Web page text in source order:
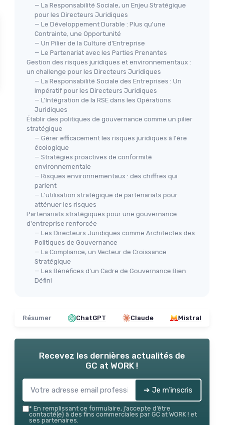
— La Responsabilité Sociale, un Enjeu Stratégique
pour les Directeurs Juridiques
— Le Développement Durable : Plus qu'une
Contrainte, une Opportunité
— Un Pilier de la Culture d'Entreprise
— Le Partenariat avec les Parties Prenantes
Gestion des risques juridiques et environnementaux :
un challenge pour les Directeurs Juridiques
— La Responsabilité Sociale des Entreprises : Un
Impératif pour les Directeurs Juridiques
— L'Intégration de la RSE dans les Opérations
Juridiques
Établir des politiques de gouvernance comme un pilier
stratégique
— Gérer efficacement les risques juridiques à l'ère
écologique
— Stratégies proactives de conformité
environnementale
— Risques environnementaux : des chiffres qui
parlent
— L'utilisation stratégique de partenariats pour
atténuer les risques
Partenariats stratégiques pour une gouvernance
d'entreprise renforcée
— Les Directeurs Juridiques comme Architectes des
Politiques de Gouvernance
— La Compliance, un Vecteur de Croissance
Stratégique
— Les Bénéfices d'un Cadre de Gouvernance Bien
Défini
Résumer ChatGPT Claude Mistral
Recevez les dernières actualités de
GC at WORK !
➔ Je m'inscris
* En remplissant ce formulaire, j’accepte d’être
contacté(e) à des fins commerciales par GC at WORK ! et
ses partenaires.